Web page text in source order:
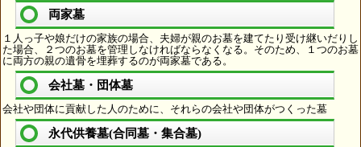
両家墓
１人っ子や娘だけの家族の場合、夫婦が親のお墓を建てたり受け継いだりし
た場合、２つのお墓を管理しなければならなくなる。そのため、１つのお墓
に両方の親の遺骨を埋葬するのが両家墓である。
会社墓・団体墓
会社や団体に貢献した人のために、それらの会社や団体がつくった墓
永代供養墓(合同墓・集合墓)